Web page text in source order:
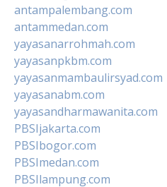
antampalembang.com
antammedan.com
yayasanarrohmah.com
yayasanpkbm.com
yayasanmambaulirsyad.com
yayasanabm.com
yayasandharmawanita.com
PBSIjakarta.com
PBSIbogor.com
PBSImedan.com
PBSIlampung.com